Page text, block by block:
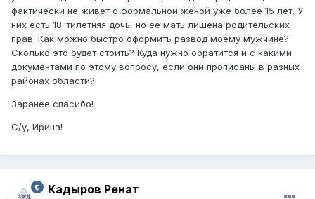
фактически не живёт с формальной женой уже более 15 лет. У
них есть 18-тилетняя дочь, но её мать лишена родительских
прав. Как можно быстро оформить развод моему мужчине?
Сколько это будет стоить? Куда нужно обратится и с какими
документами по этому вопросу, если они прописаны в разных
районах области?
Заранее спасибо!
С/у, Ирина!
Кадыров Ренат